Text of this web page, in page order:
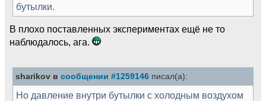
бутылки.
В плохо поставленных экспериментах ещё не то
наблюдалось, ага.
sharikov в сообщении #1259146 писал(а):
Но давление внутри бутылки с холодным воздухом